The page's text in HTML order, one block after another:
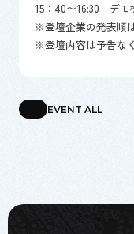
15：40〜16:30 デモ
※登壇企業の発表順
※登壇内容は予告な
EVENT ALL